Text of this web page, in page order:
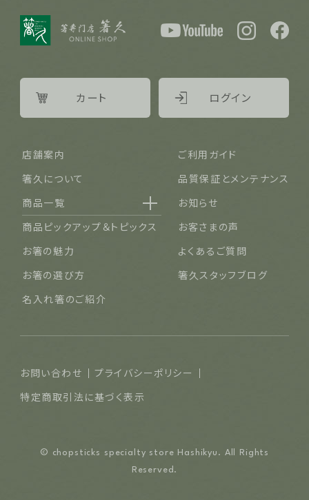
店舗案内
ご利用ガイド
箸久について
品質保証とメンテナンス
商品一覧
名入れ可能なお箸
結婚祝い・結婚記念日
長寿祝い・賀寿（還暦・古希・米寿など）
ご夫婦・ご両親へ（夫婦箸）
退職祝い
普段使い・自宅用
お知らせ
商品ピックアップ＆トピックス
お客さまの声
お箸の魅力
よくあるご質問
お箸の選び方
箸久スタッフブログ
名入れ箸のご紹介
カート ログイン
お問い合わせ
プライバシーポリシー
特定商取引法に基づく表示
© chopsticks specialty store Hashikyu. All Rights
Reserved.